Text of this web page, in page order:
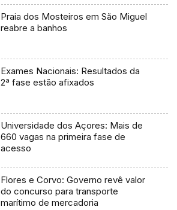
Praia dos Mosteiros em São Miguel
reabre a banhos
Exames Nacionais: Resultados da
2ª fase estão afixados
Universidade dos Açores: Mais de
660 vagas na primeira fase de
acesso
Flores e Corvo: Governo revê valor
do concurso para transporte
marítimo de mercadoria